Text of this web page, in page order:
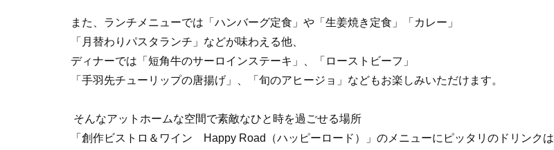
また、ランチメニューでは「ハンバーグ定食」や「生姜焼き定食」「カレー」
「月替わりパスタランチ」などが味わえる他、
ディナーでは「短角牛のサーロインステーキ」、「ローストビーフ」
「手羽先チューリップの唐揚げ」、「旬のアヒージョ」などもお楽しみいただけます。
そんなアットホームな空間で素敵なひと時を過ごせる場所
「創作ビストロ＆ワイン Happy Road（ハッピーロード）」のメニューにピッタリのドリンクは